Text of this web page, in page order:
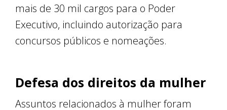
mais de 30 mil cargos para o Poder
Executivo, incluindo autorização para
concursos públicos e nomeações.
Defesa dos direitos da mulher
Assuntos relacionados à mulher foram